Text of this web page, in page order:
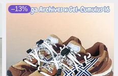
–13%